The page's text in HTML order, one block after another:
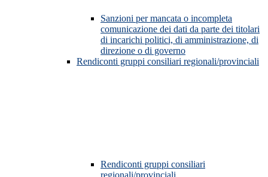
Sanzioni per mancata o incompleta
comunicazione dei dati da parte dei titolari
di incarichi politici, di amministrazione, di
direzione o di governo
Rendiconti gruppi consiliari regionali/provinciali
Rendiconti gruppi consiliari